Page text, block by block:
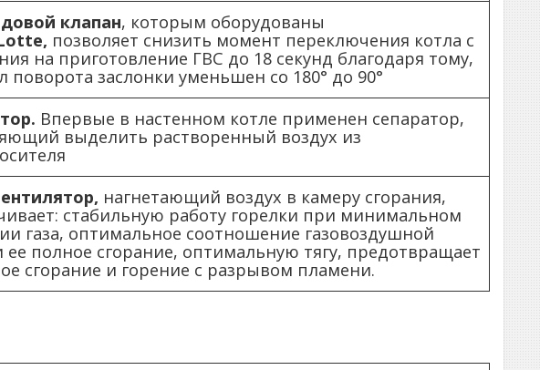
клапан, которым оборудованы
позволяет снизить момент переключения котла с
на приготовление ГВС до 18 секунд благодаря тому,
поворота заслонки уменьшен со 180° до 90°
Впервые в настенном котле применен сепаратор,
выделить растворенный воздух из
нагнетающий воздух в камеру сгорания,
стабильную работу горелки при минимальном
газа, оптимальное соотношение газовоздушной
ее полное сгорание, оптимальную тягу, предотвращает
сгорание и горение с разрывом пламени.